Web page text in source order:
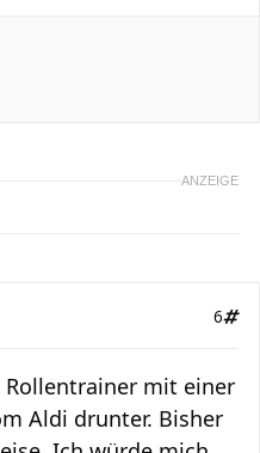
ANZEIGE
6
Rollentrainer mit einer
Aldi drunter. Bisher